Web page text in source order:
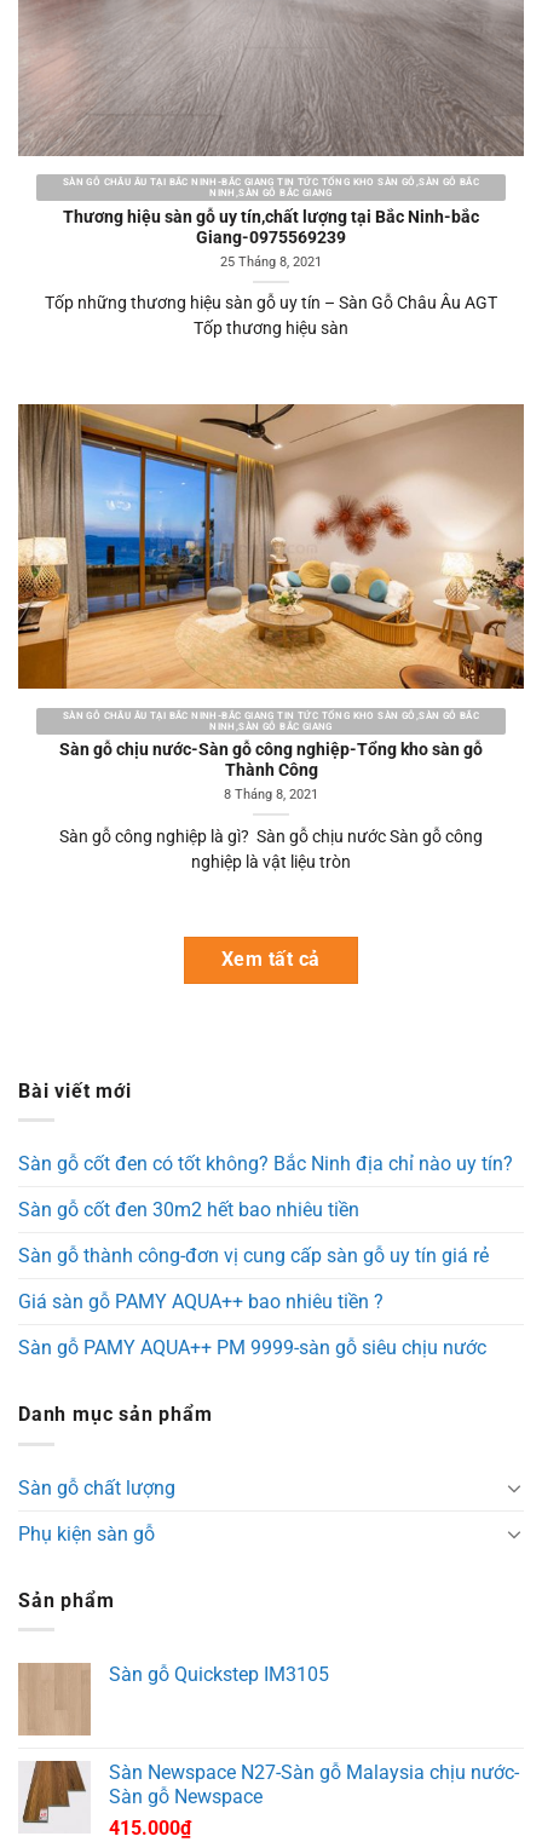
SÀN GỖ CHÂU ÂU TẠI BẮC NINH-BẮC GIANG TIN TỨC TỔNG KHO SÀN GỖ,SÀN GỖ BẮC
NINH,SÀN GỖ BẮC GIANG
Thương hiệu sàn gỗ uy tín,chất lượng tại Bắc Ninh-bắc
Giang-0975569239
25 Tháng 8, 2021
Tốp những thương hiệu sàn gỗ uy tín – Sàn Gỗ Châu Âu AGT
Tốp thương hiệu sàn
SÀN GỖ CHÂU ÂU TẠI BẮC NINH-BẮC GIANG TIN TỨC TỔNG KHO SÀN GỖ,SÀN GỖ BẮC
NINH,SÀN GỖ BẮC GIANG
Sàn gỗ chịu nước-Sàn gỗ công nghiệp-Tổng kho sàn gỗ
Thành Công
8 Tháng 8, 2021
Sàn gỗ công nghiệp là gì? Sàn gỗ chịu nước Sàn gỗ công
nghiệp là vật liệu tròn
Xem tất cả
Bài viết mới
Sàn gỗ cốt đen có tốt không? Bắc Ninh địa chỉ nào uy tín?
Sàn gỗ cốt đen 30m2 hết bao nhiêu tiền
Sàn gỗ thành công-đơn vị cung cấp sàn gỗ uy tín giá rẻ
Giá sàn gỗ PAMY AQUA++ bao nhiêu tiền ?
Sàn gỗ PAMY AQUA++ PM 9999-sàn gỗ siêu chịu nước
Danh mục sản phẩm
Sàn gỗ chất lượng
Phụ kiện sàn gỗ
Sản phẩm
Sàn gỗ Quickstep IM3105
Sàn Newspace N27-Sàn gỗ Malaysia chịu nước-
Sàn gỗ Newspace
415.000₫